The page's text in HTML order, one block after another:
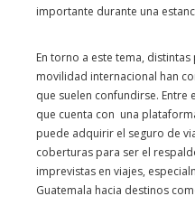
importante durante una
En torno a este tema,
movilidad internacional han
que suelen confundirse. Entre
que cuenta con una
puede adquirir el seguro de
coberturas para ser el
imprevistas en viajes,
Guatemala hacia destinos